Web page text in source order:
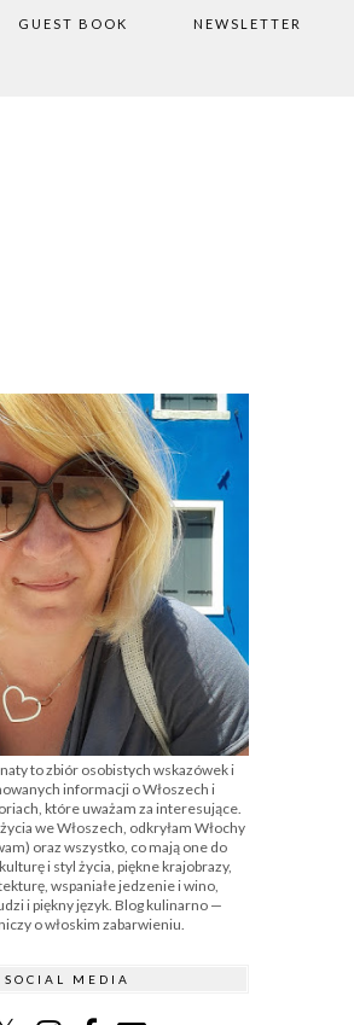
GUEST BOOK NEWSLETTER
to zbiór osobistych wskazówek i
informacji o Włoszech i
które uważam za interesujące.
we Włoszech, odkryłam Włochy
oraz wszystko, co mają one do
i styl życia, piękne krajobrazy,
wspaniałe jedzenie i wino,
i piękny język. Blog kulinarno —
o włoskim zabarwieniu.
SOCIAL MEDIA